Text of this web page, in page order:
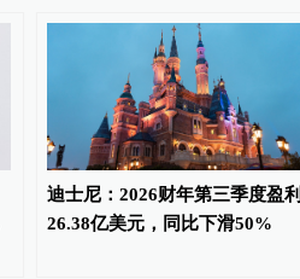
迪士尼：2026财年第三季度盈利
26.38亿美元，同比下滑50%